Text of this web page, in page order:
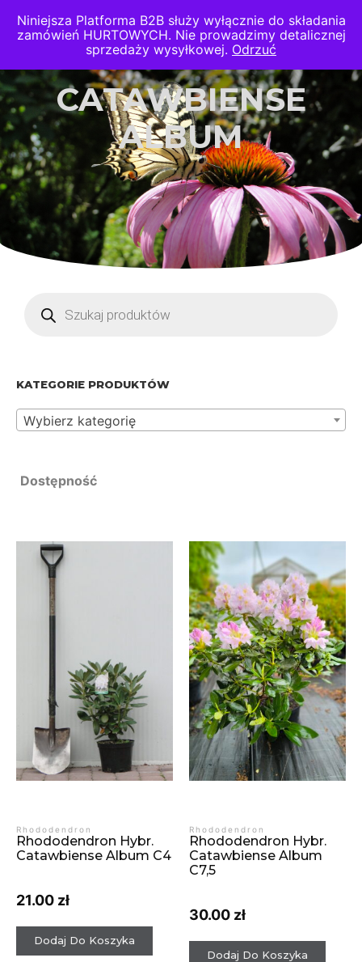
Niniejsza Platforma B2B służy wyłącznie do składania
zamówień HURTOWYCH. Nie prowadzimy detalicznej
sprzedaży wysyłkowej. Odrzuć
Szkółka
Poźniak
CATAWBIENSE
ALBUM
KATEGORIE PRODUKTÓW
Wybierz kategorię
Dostępność
Rhododendron
Rhododendron Hybr.
Catawbiense Album C4
21.00 zł
Dodaj Do Koszyka
Rhododendron
Rhododendron Hybr.
Catawbiense Album
C7,5
30.00 zł
Dodaj Do Koszyka